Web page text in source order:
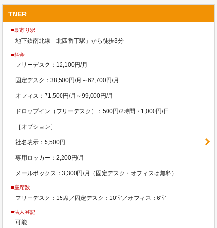
TNER
■最寄り駅
地下鉄南北線「北四番丁駅」から徒歩3分
■料金
フリーデスク：12,100円/月
固定デスク：38,500円/月～62,700円/月
オフィス：71,500円/月～99,000円/月
ドロップイン（フリーデスク）：500円/2時間・1,000円/日
［オプション］
社名表示：5,500円
専用ロッカー：2,200円/月
メールボックス：3,300円/月（固定デスク・オフィスは無料）
■座席数
フリーデスク：15席／固定デスク：10室／オフィス：6室
■法人登記
可能